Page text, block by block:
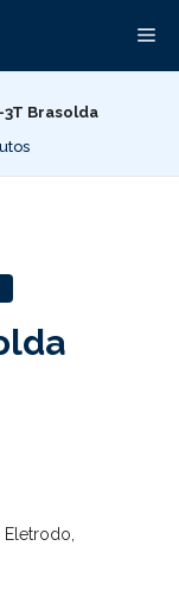
3T Brasolda